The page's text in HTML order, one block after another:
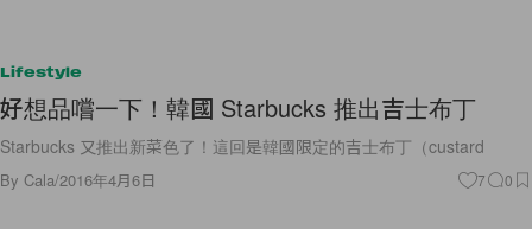
Lifestyle
好想品嚐一下！韓國 Starbucks 推出吉士布丁
Starbucks 又推出新菜色了！這回是韓國限定的吉士布丁（custard
By Cala/2016年4月6日 7 0